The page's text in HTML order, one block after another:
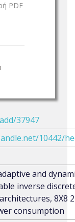
PDF
37947
10442/
and
inverse
8X8
consumption